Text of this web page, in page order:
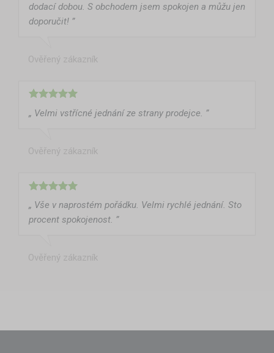
dodací dobou. S obchodem jsem spokojen a můžu jen
doporučit! ”
Ověřený zákazník
„ Velmi vstřícné jednání ze strany prodejce. ”
Ověřený zákazník
„ Vše v naprostém pořádku. Velmi rychlé jednání. Sto
procent spokojenost. ”
Ověřený zákazník